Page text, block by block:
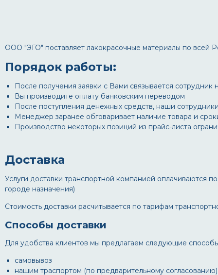
ООО "ЭГО" поставляет лакокрасочные материалы по всей
Порядок работы:
После получения заявки с Вами связывается сотрудник
Вы производите оплату банковским переводом
После поступления денежных средств, наши
Менеджер заранее обговаривает наличие товара и
Производство некоторых позиций из прайс-листа
Доставка
Услуги доставки транспортной компанией оплачиваются
городе назначения)
Стоимость доставки расчитывается по тарифам
Способы доставки
Для удобства клиентов мы предлагаем следующие способы
самовывоз
нашим траспортом (по предварительному согласованию)